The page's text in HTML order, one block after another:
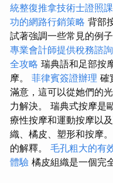
統整復推拿技術士證照
功的網路行銷策略 背部
試著強調一些常見的例
專業會計師提供稅務諮詢
全攻略 瑞典語和足部按
摩。 菲律賓簽證辦理 確
滿意，這可以從她們的
力解決。 瑞典式按摩是
療性按摩和運動按摩以
織、橘皮、塑形和按摩。
的解釋。 毛孔粗大的有
體驗 橘皮組織是一個完